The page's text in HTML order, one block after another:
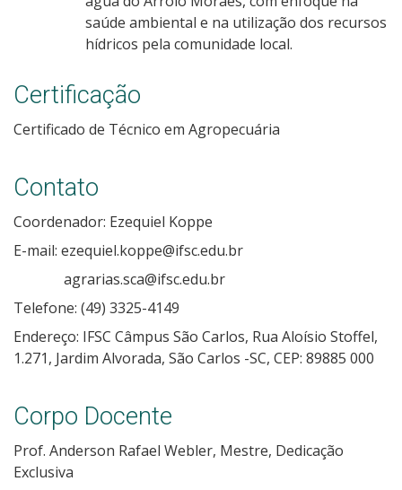
saúde ambiental e na utilização dos recursos
hídricos pela comunidade local.
Certificação
Certificado de Técnico em Agropecuária
Contato
Coordenador: Ezequiel Koppe
E-mail: ezequiel.koppe@ifsc.edu.br
agrarias.sca@ifsc.edu.br
Telefone: (49) 3325-4149
Endereço: IFSC Câmpus São Carlos, Rua Aloísio Stoffel,
1.271, Jardim Alvorada, São Carlos -SC, CEP: 89885 000
Corpo Docente
Prof. Anderson Rafael Webler, Mestre, Dedicação
Exclusiva